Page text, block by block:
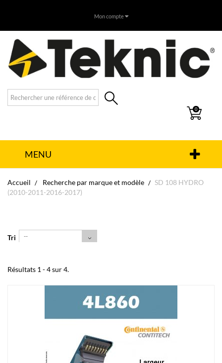
Mon compte
0
MENU
Accueil Recherche par marque et modèle
SD 108 HYDRO
(2010-2011-2016-2017)
Tri --
Résultats 1 - 4 sur 4.